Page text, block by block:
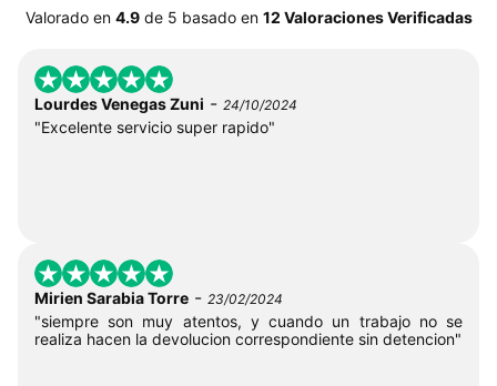
Valorado en 4.9de 5 basado en 12 Valoraciones Verificadas
Lourdes Venegas Zuni - 24/10/2024
"Excelente servicio super rapido"
Mirien Sarabia Torre - 23/02/2024
"siempre son muy atentos, y cuando un trabajo no se
realiza hacen la devolucion correspondiente sin detencion"